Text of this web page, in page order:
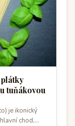
tuňákovou
je ikonický
chod,